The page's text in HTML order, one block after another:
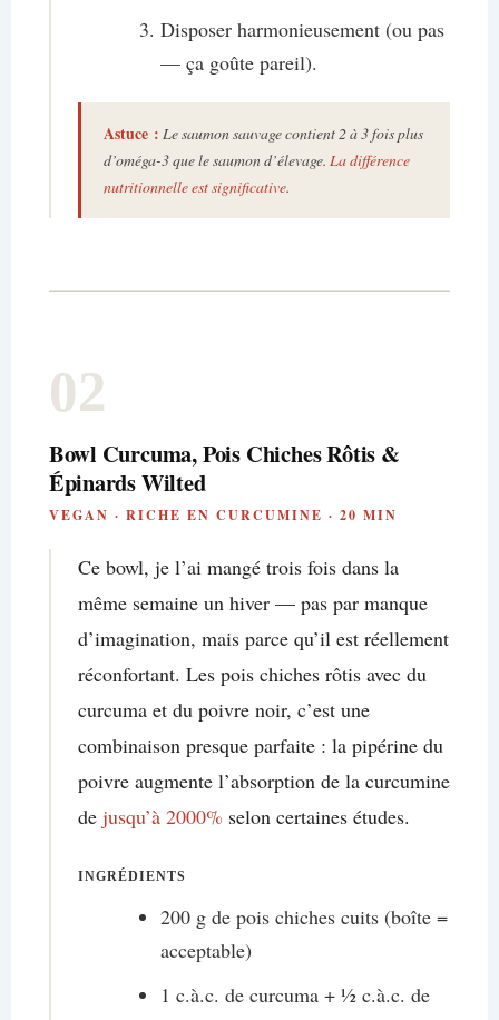
Disposer harmonieusement (ou pas
— ça goûte pareil).
Astuce : Le saumon sauvage contient 2 à 3 fois plus
d’oméga-3 que le saumon d’élevage. La différence
nutritionnelle est significative.
02
Bowl Curcuma, Pois Chiches Rôtis &
Épinards Wilted
VEGAN · RICHE EN CURCUMINE · 20 MIN
Ce bowl, je l’ai mangé trois fois dans la
même semaine un hiver — pas par manque
d’imagination, mais parce qu’il est réellement
réconfortant. Les pois chiches rôtis avec du
curcuma et du poivre noir, c’est une
combinaison presque parfaite : la pipérine du
poivre augmente l’absorption de la curcumine
de jusqu’à 2000% selon certaines études.
INGRÉDIENTS
200 g de pois chiches cuits (boîte =
acceptable)
1 c.à.c. de curcuma + ½ c.à.c. de